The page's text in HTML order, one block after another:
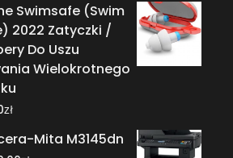
Swimsafe (Swim
2022 Zatyczki /
Do Uszu
Wielokrotnego
zł
Mita M3145dn